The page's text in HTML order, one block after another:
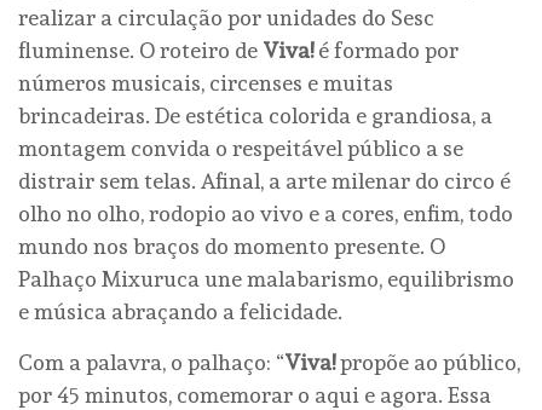
realizar a circulação por unidades do Sesc
fluminense. O roteiro de Viva!é formado por
números musicais, circenses e muitas
brincadeiras. De estética colorida e grandiosa, a
montagem convida o respeitável público a se
distrair sem telas. Afinal, a arte milenar do circo é
olho no olho, rodopio ao vivo e a cores, enfim, todo
mundo nos braços do momento presente. O
Palhaço Mixuruca une malabarismo, equilibrismo
e música abraçando a felicidade.
Com a palavra, o palhaço: “Viva!propõe ao público,
por 45 minutos, comemorar o aqui e agora. Essa